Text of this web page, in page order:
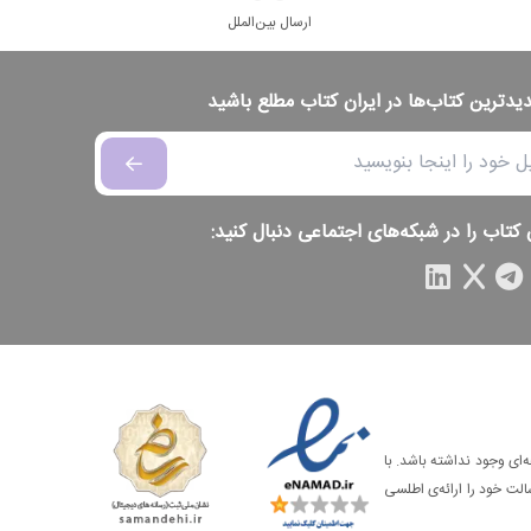
ارسال بین‌الملل
کتاب‌ها در ایران کتاب مطلع باشید
کتاب را در شبکه‌های اجتماعی دنبال کنید:
وجود نداشته باشد. با
خود را ارائه‌ی اطلسی